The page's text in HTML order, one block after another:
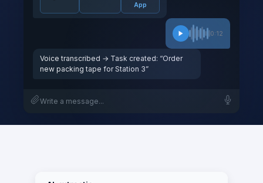
App
0:12
Voice transcribed → Task created: “Order
new packing tape for Station 3”
Write a message...